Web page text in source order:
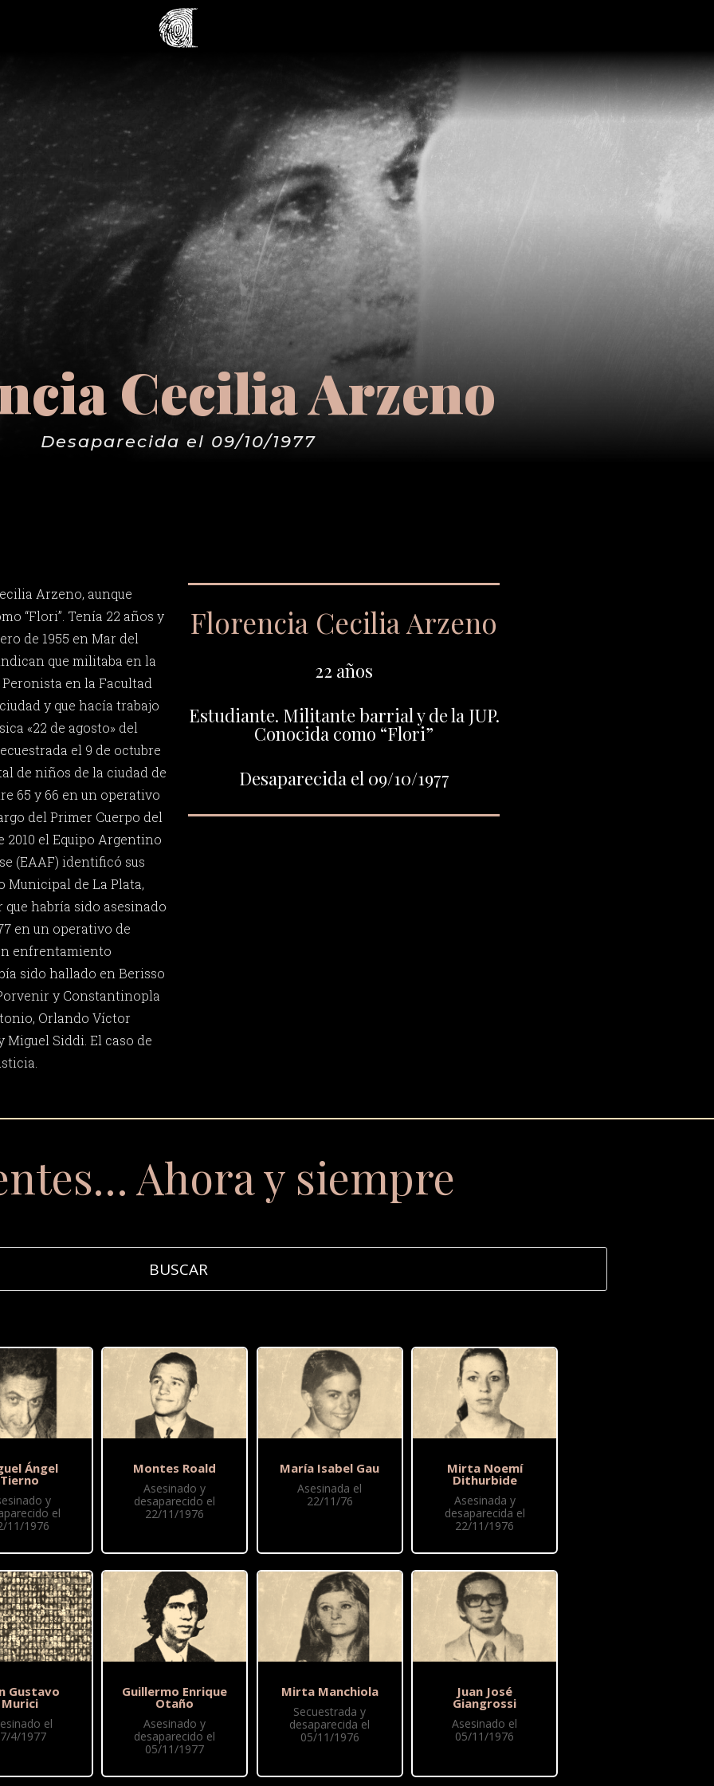
Cecilia Arzeno
Desaparecida el 09/10/1977
Arzeno, aunque
“Flori”. Tenía 22 años y
de 1955 en Mar del
que militaba en la
en la Facultad
y que hacía trabajo
«22 de agosto» del
el 9 de octubre
de niños de la ciudad de
65 y 66 en un operativo
del Primer Cuerpo del
2010 el Equipo Argentino
(EAAF) identificó sus
Municipal de La Plata,
habría sido asesinado
en un operativo de
enfrentamiento
sido hallado en Berisso
y Constantinopla
Orlando Víctor
Miguel Siddi. El caso de
Florencia Cecilia Arzeno
22 años
Estudiante. Militante barrial y de la JUP.
Conocida como “Flori”
Desaparecida el 09/10/1977
Ahora y siempre
Ángel
Tierno
y
el
11/1976
Gustavo
Murici
el
4/1977
Montes Roald
Asesinado y
desaparecido el
22/11/1976
Guillermo Enrique
Otaño
Asesinado y
desaparecido el
05/11/1977
María Isabel Gau
Asesinada el
22/11/76
Mirta Manchiola
Secuestrada y
desaparecida el
05/11/1976
Mirta Noemí
Dithurbide
Asesinada y
desaparecida el
22/11/1976
Juan José
Giangrossi
Asesinado el
05/11/1976